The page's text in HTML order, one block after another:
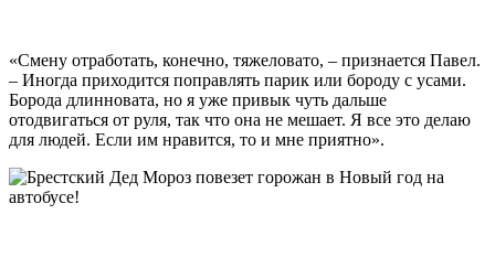
«Смену отработать, конечно, тяжеловато, – признается Павел.
– Иногда приходится поправлять парик или бороду с усами.
Борода длинновата, но я уже привык чуть дальше
отодвигаться от руля, так что она не мешает. Я все это делаю
для людей. Если им нравится, то и мне приятно».